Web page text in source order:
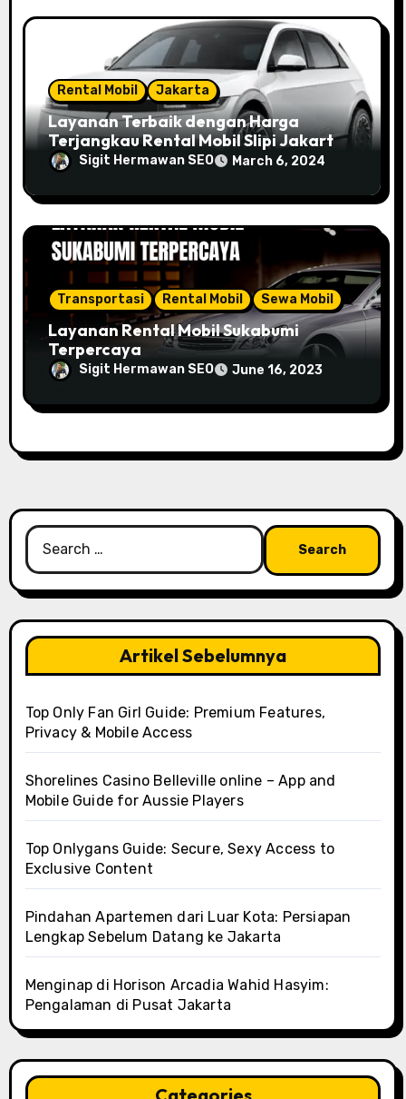
Rental Mobil Jakarta
Layanan Terbaik dengan Harga
Terjangkau Rental Mobil Slipi Jakarta
Barat 24 Jam
Sigit Hermawan SEO March 6, 2024
Transportasi Rental Mobil Sewa Mobil
Layanan Rental Mobil Sukabumi
Terpercaya
Sigit Hermawan SEO June 16, 2023
Search
for:
Artikel Sebelumnya
Top Only Fan Girl Guide: Premium Features,
Privacy & Mobile Access
Shorelines Casino Belleville online – App and
Mobile Guide for Aussie Players
Top Onlygans Guide: Secure, Sexy Access to
Exclusive Content
Pindahan Apartemen dari Luar Kota: Persiapan
Lengkap Sebelum Datang ke Jakarta
Menginap di Horison Arcadia Wahid Hasyim:
Pengalaman di Pusat Jakarta